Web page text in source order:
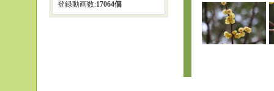
登録動画数:17064個